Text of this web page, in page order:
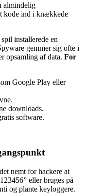
almindelig
kode ind i knækkede
installerede en
gemmer sig ofte i
opsamling af data. For
Google Play eller
downloads.
software.
nemt for hackere at
eller bruges på
og plante keyloggere.